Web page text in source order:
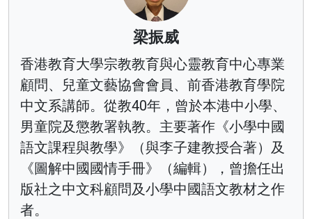
梁振威
香港教育大學宗教教育與心靈教育中心專業
顧問、兒童文藝協會會員、前香港教育學院
中文系講師。從教40年，曾於本港中小學、
男童院及懲教署執教。主要著作《小學中國
語文課程與教學》（與李子建教授合著）及
《圖解中國國情手冊》（編輯），曾擔任出
版社之中文科顧問及小學中國語文教材之作
者。